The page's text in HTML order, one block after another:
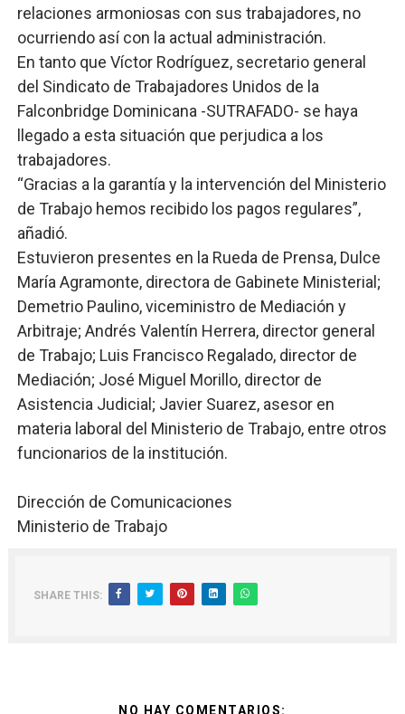
relaciones armoniosas con sus trabajadores, no
ocurriendo así con la actual administración.
En tanto que Víctor Rodríguez, secretario general
del Sindicato de Trabajadores Unidos de la
Falconbridge Dominicana -SUTRAFADO- se haya
llegado a esta situación que perjudica a los
trabajadores.
“Gracias a la garantía y la intervención del Ministerio
de Trabajo hemos recibido los pagos regulares”,
añadió.
Estuvieron presentes en la Rueda de Prensa, Dulce
María Agramonte, directora de Gabinete Ministerial;
Demetrio Paulino, viceministro de Mediación y
Arbitraje; Andrés Valentín Herrera, director general
de Trabajo; Luis Francisco Regalado, director de
Mediación; José Miguel Morillo, director de
Asistencia Judicial; Javier Suarez, asesor en
materia laboral del Ministerio de Trabajo, entre otros
funcionarios de la institución.
Dirección de Comunicaciones
Ministerio de Trabajo
SHARE THIS:
NO HAY COMENTARIOS: